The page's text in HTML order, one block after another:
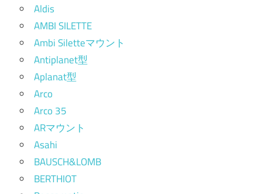
Aldis
AMBI SILETTE
Ambi Siletteマウント
Antiplanet型
Aplanat型
Arco
Arco 35
ARマウント
Asahi
BAUSCH&LOMB
BERTHIOT